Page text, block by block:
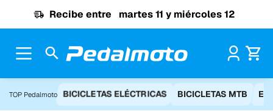
Recibe entre martes 11 y miércoles 12
TOP Pedalmoto BICICLETAS ELÉCTRICAS BICICLETAS MTB